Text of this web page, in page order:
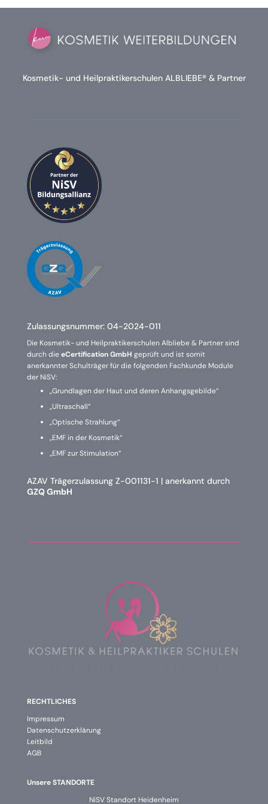
Kosmetik- und Heilpraktikerschulen ALBLIEBE® & Partner
Zulassungsnummer: 04-2024-011
Die Kosmetik- und Heilpraktikerschulen Albliebe & Partner sind
durch dieeCertification GmbH geprüft und ist somit
anerkannter Schulträger für die folgenden Fachkunde Module
der NiSV:
„Grundlagen der Haut und deren Anhangsgebilde“
„Ultraschall“
„Optische Strahlung“
„EMF in der Kosmetik“
„EMF zur Stimulation“
AZAV Trägerzulassung Z-001131-1 | anerkannt durch
GZQ GmbH
RECHTLICHES
Impressum
Datenschutzerklärung
Leitbild
AGB
Unsere STANDORTE
NiSV Standort Heidenheim